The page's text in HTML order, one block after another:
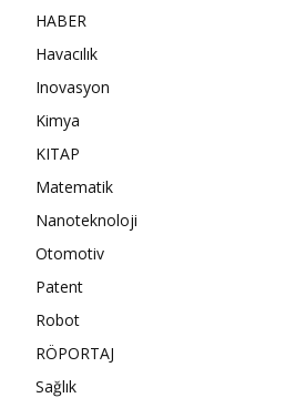
HABER
Havacılık
Inovasyon
Kimya
KITAP
Matematik
Nanoteknoloji
Otomotiv
Patent
Robot
RÖPORTAJ
Sağlık